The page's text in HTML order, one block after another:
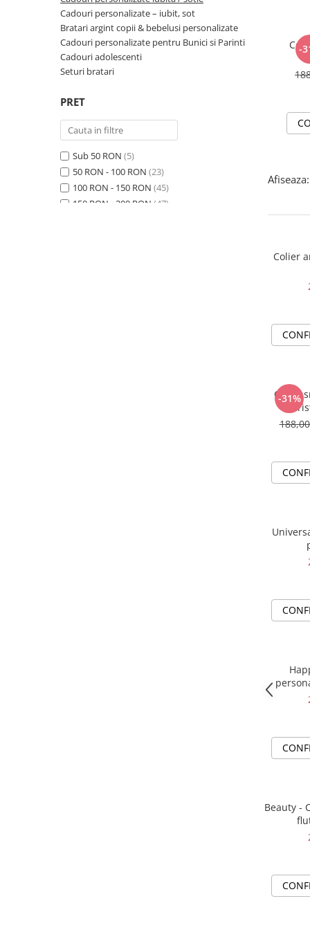
Cadouri personalizate – iubit, sot
Bratari argint copii & bebelusi personalizate
Cadouri personalizate pentru Bunici si Parinti
Cadouri adolescenti
Seturi bratari
PRET
Sub 50 RON (5)
50 RON - 100 RON (23)
100 RON - 150 RON (45)
150 RON - 200 RON (47)
-
Afiseaza:
Colier
-31%
Colier
Beauty -